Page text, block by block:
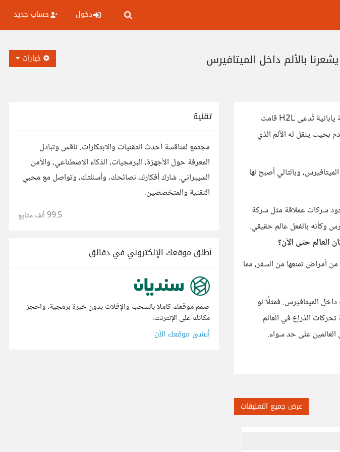
دخول حساب جديد
بالألم داخل الميتافيرس خيارات
في ظل التطور الذي تحاول شركات التقنية تقديمه في عالم الميتافيرس، قرأت خبرًا منذ مدة قريبة عن شركة يابانية تُدعى H2L قامت
بحيث ينقل له الألم الذي
وبالتالي أصبح لها
شركات عملاقة مثل شركة
وكأنه بالفعل عالم حقيقي.
العالم حتى الآن؟
أمراض تمنعها من السفر، مما
الميتافيرس. فمثلًا لو
الذراع في العالم
على حد سواء.
عرض جميع التعليقات
تقنية
مجتمع لمناقشة أحدث التقنيات والابتكارات. ناقش وتبادل
المعرفة حول الأجهزة، البرمجيات، الذكاء الاصطناعي، والأمن
السيبراني. شارك أفكارك، نصائحك، وأسئلتك، وتواصل مع محبي
التقنية والمتخصصين.
99.5 ألف متابع
أطلق موقعك الإلكتروني في دقائق
صمم موقعك كاملا بالسحب والإفلات بدون خبرة برمجية، واحجز
مكانك على الإنترنت.
أنشئ موقعك الآن